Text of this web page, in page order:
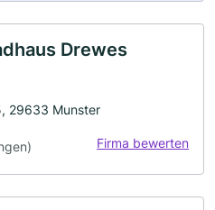
Drewes
29633 Munster
Firma bewerten